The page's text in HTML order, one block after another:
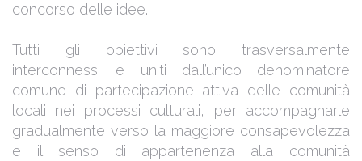
concorso delle idee.
Tutti gli obiettivi sono trasversalmente
interconnessi e uniti dall’unico denominatore
comune di partecipazione attiva delle comunità
locali nei processi culturali, per accompagnarle
gradualmente verso la maggiore consapevolezza
e il senso di appartenenza alla comunità